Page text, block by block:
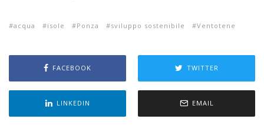
acqua isole Ponza sviluppo sostenibile Ventotene
FACEBOOK TWITTER
LINKEDIN EMAIL